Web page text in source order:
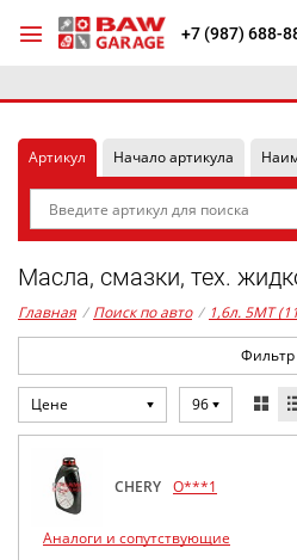
+7 (987) 688-
Артикул Начало артикула
Масла, смазки, тех.
Главная / Поиск по авто / 1,6л. 5MT
Фильтр
Цене 96
CHERY O***1
Аналоги и сопутствующие